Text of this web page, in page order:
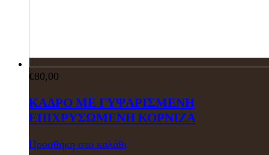
€80,00
ΚΑΔΡΟ ΜΕ ΓΥΨΑΡΙΣΜΕΝΗ
ΕΠΙΧΡΥΣΩΜΕΝΗ ΚΟΡΝΙΖΑ
Προσθήκη στο καλάθι